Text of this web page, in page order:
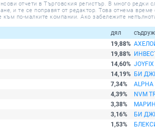
отчети в Търговския регистър. В много
и те се поправят от редактор. Това отнема
към по-малките компании. Ако забележите
дял
19,88%
19,88%
14,60% JOYFIX
14,19% БИ
7,34%
ALPHA
4,39%
NVM
3,38%
3,16%
БИ
1,53%